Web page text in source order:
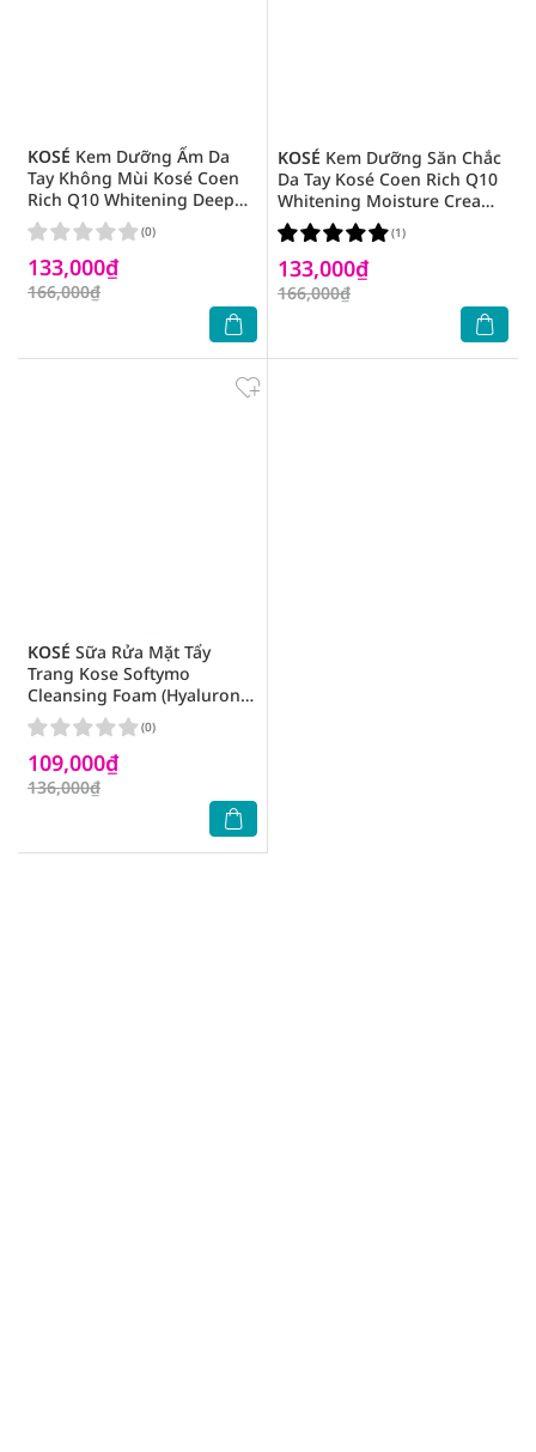
KOSÉ Kem Dưỡng Ẩm Da
Tay Không Mùi Kosé Coen
Rich Q10 Whitening Deep
Moisture Cream 80g
133,000₫
166,000₫
(0)
KOSÉ Kem Dưỡng Săn Chắc
Da Tay Kosé Coen Rich Q10
Whitening Moisture Cream
80g
133,000₫
166,000₫
(1)
KOSÉ Sữa Rửa Mặt Tẩy
Trang Kose Softymo
Cleansing Foam (Hyaluronic
Acid) 190g
109,000₫
136,000₫
(0)